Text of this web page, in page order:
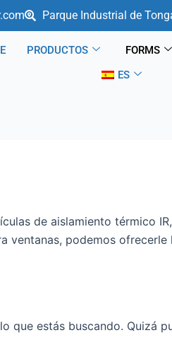
Parque Industrial de
PRODUCTOS FORMS
ES
de aislamiento térmico
ventanas, podemos ofrecerle
que estás buscando. Quizá